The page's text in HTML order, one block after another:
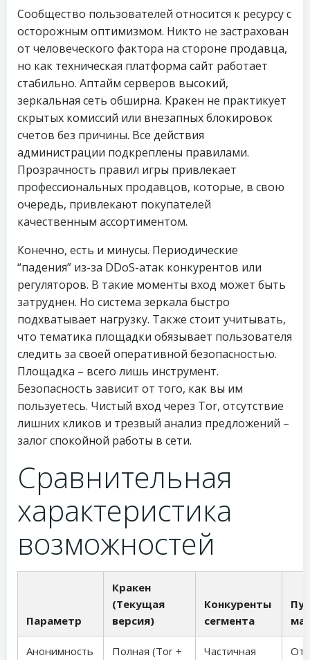
Сообщество пользователей относится к ресурсу с
осторожным оптимизмом. Никто не застрахован
от человеческого фактора на стороне продавца,
но как техническая платформа сайт работает
стабильно. Аптайм серверов высокий,
зеркальная сеть обширна. Кракен не практикует
скрытых комиссий или внезапных блокировок
счетов без причины. Все действия
администрации подкреплены правилами.
Прозрачность правил игры привлекает
профессиональных продавцов, которые, в свою
очередь, привлекают покупателей
качественным ассортиментом.
Конечно, есть и минусы. Периодические
“падения” из-за DDoS-атак конкурентов или
регуляторов. В такие моменты вход может быть
затруднен. Но система зеркала быстро
подхватывает нагрузку. Также стоит учитывать,
что тематика площадки обязывает пользователя
следить за своей оперативной безопасностью.
Площадка – всего лишь инструмент.
Безопасность зависит от того, как вы им
пользуетесь. Чистый вход через Tor, отсутствие
лишних кликов и трезвый анализ предложений –
залог спокойной работы в сети.
Сравнительная
характеристика
возможностей
Параметр
Кракен
(Текущая
версия)
Конкуренты
сегмента
Анонимность
Полная (Tor +
Частичная